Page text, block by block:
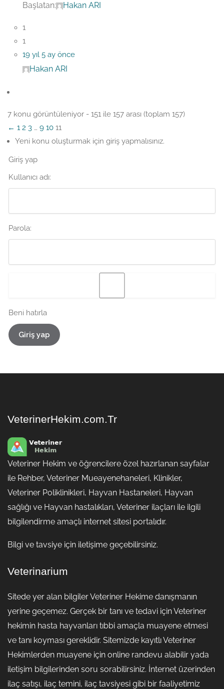
Başlatan: Hakan ARI
1
1
19 yıl 5 ay önce
Hakan ARI
7 konu görüntüleniyor - 151 ile 157 arası (toplam 157)
← 1 2 3 … 9 10 11
Yeni konu oluşturmak için giriş yapmalısınız.
Giriş yap
Kullanıcı adı:
Parola:
Beni hatırla
Giriş yap
VeterinerHekim.com.Tr
Veteriner Hekim ve öğrencilere özel hazırlanan sayfalar
ile Rehber, Veteriner Mueayenehaneleri, Klinikler,
Veteriner Poliklinikleri, Hayvan Hastaneleri, Hayvan
sağlığı ve Hayvan hastalıkları, Veteriner ilaçları ile ilgili
bilgilendirme amaçlı internet sitesi portalıdır.
Bilgi ve tavsiye için iletişime geçebilirsiniz.
Veterinarium
Sitede yer alan bilgiler Veteriner Hekime danışmanın
yerine geçemez. Gerçek bir tanı ve tedavi için Veteriner
hekimin hasta hayvanları tıbbi amaçla muayene etmesi
ve tanı koyması gereklidir. Sitemizde kayıtlı Veteriner
Hekimlerden muayene için online randevu alabilir yada
iletişim bilgilerinden soru sorabilirsiniz. İnternet üzerinden
ilaç satışı, ilaç temini, ilaç tavsiyesi gibi bir faaliyetimiz